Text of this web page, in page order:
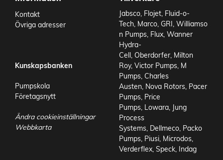
Kontakt
Övriga adresser
Kunskapsbanken
Pumpskola
Företagsnytt
Ändra cookieinställningar
Webbkarta
Jabsco, Flojet, Fluid-o-
Tech, Marco, GRI, Williamso
n Pumps, Flux, Wanner
Hydra-
Cell, Oberdorfer, Milton
Roy, Victor Pumps, M
Pumps, Charles
Austen, Nova Rotors, Pacer
Pumps, Price
Pumps, Lowara, Jung
Process
Systems, Dellmeco, Packo
Pumps, Piusi, Microdos,
Verderflex, Speck, Indag